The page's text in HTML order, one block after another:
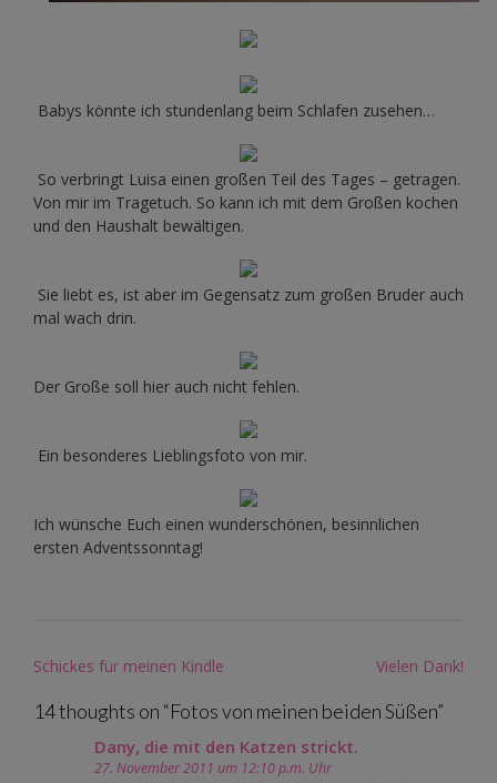
Babys könnte ich stundenlang beim Schlafen zusehen…
So verbringt Luisa einen großen Teil des Tages – getragen.
Von mir im Tragetuch. So kann ich mit dem Großen kochen
und den Haushalt bewältigen.
Sie liebt es, ist aber im Gegensatz zum großen Bruder auch
mal wach drin.
Der Große soll hier auch nicht fehlen.
Ein besonderes Lieblingsfoto von mir.
Ich wünsche Euch einen wunderschönen, besinnlichen
ersten Adventssonntag!
Post
Schickes für meinen Kindle Vielen Dank!
14 thoughts on “Fotos von meinen beiden Süßen”
Dany, die mit den Katzen strickt.
27. November 2011 um 12:10 p.m. Uhr